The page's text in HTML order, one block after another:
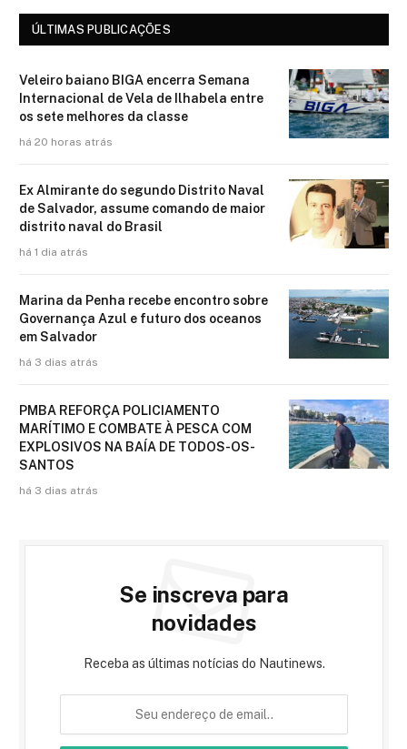
ÚLTIMAS PUBLICAÇÕES
Veleiro baiano BIGA encerra Semana
Internacional de Vela de Ilhabela entre
os sete melhores da classe
há 20 horas atrás
Ex Almirante do segundo Distrito Naval
de Salvador, assume comando de maior
distrito naval do Brasil
há 1 dia atrás
Marina da Penha recebe encontro sobre
Governança Azul e futuro dos oceanos
em Salvador
há 3 dias atrás
PMBA REFORÇA POLICIAMENTO
MARÍTIMO E COMBATE À PESCA COM
EXPLOSIVOS NA BAÍA DE TODOS-OS-
SANTOS
há 3 dias atrás
Se inscreva para
novidades
Receba as últimas notícias do Nautinews.